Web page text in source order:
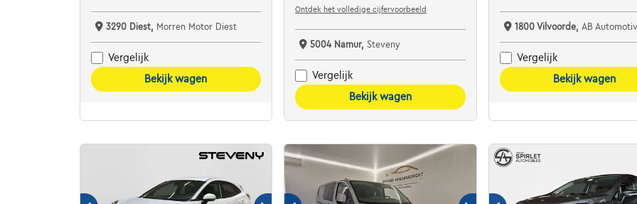
3290 Diest, Morren Motor Diest
Vergelijk
Bekijk wagen
Ontdek het volledige cijfervoorbeeld
5004 Namur,Steveny
Vergelijk
Bekijk wagen
1800 Vilvoorde, AB Automotive
Vergelijk
Bekijk wagen